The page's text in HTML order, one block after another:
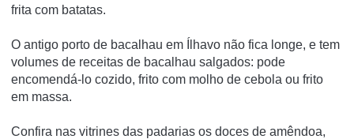
frita com batatas.
O antigo porto de bacalhau em Ílhavo não fica longe, e tem
volumes de receitas de bacalhau salgados: pode
encomendá-lo cozido, frito com molho de cebola ou frito
em massa.
Confira nas vitrines das padarias os doces de amêndoa,